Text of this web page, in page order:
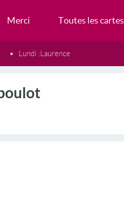
Merci Toutes les cartes
Lundi :Laurence